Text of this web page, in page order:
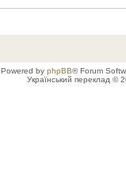
Powered by phpBB® Forum
Український переклад ©